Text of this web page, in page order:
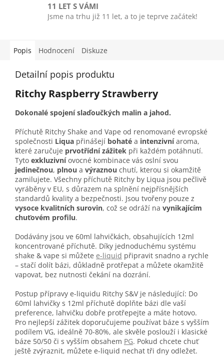
11 LET S VÁMI
Jsme na trhu již 11 let, a to je teprve začátek!
Popis Hodnocení Diskuze
Detailní popis produktu
Ritchy Raspberry Strawberry
Dokonalé spojení slaďoučkých malin a jahod.
Příchutě Ritchy Shake and Vape od renomované evropské
společnosti Liqua přinášejí bohaté a intenzivníaroma,
které zaručuje prvotřídní zážitek při každém potáhnutí.
Tyto exkluzivníovocné kombinace vás oslní svou
jedinečnou, plnou a výraznou chutí, kterou si okamžitě
zamilujete. Všechny příchutě Ritchy by Liqua jsou pečlivě
vyráběny v EU, s důrazem na splnění nejpřísnějších
standardů kvality a bezpečnosti. Jsou tvořeny pouze z
vysoce kvalitních surovin, což se odráží na vynikajícím
chuťovém profilu.
Dodávány jsou ve 60ml lahvičkách, obsahujících 12ml
koncentrované příchutě. Díky jednoduchému systému
shake & vape si můžete e-liquid připravit snadno a rychle
– stačí dolít bázi, důkladně protřepat a můžete okamžitě
vapovat, bez nutnosti čekání na dozrání.
Postup přípravy e-liquidu Ritchy S&V je následující: Do
60ml lahvičky s 12ml příchutě doplňte bázi dle vaší
preference, lahvičku dobře protřepejte a máte hotovo.
Pro nejlepší zážitek doporučujeme používat báze s vyšším
podílem VG, ideálně 70-80%, ale skvěle poslouží i klasické
báze 50/50 či s vyšším obsahem PG. Pokud chcete chuť
ještě zvýraznit, můžete e-liquid nechat tři dny odležet.